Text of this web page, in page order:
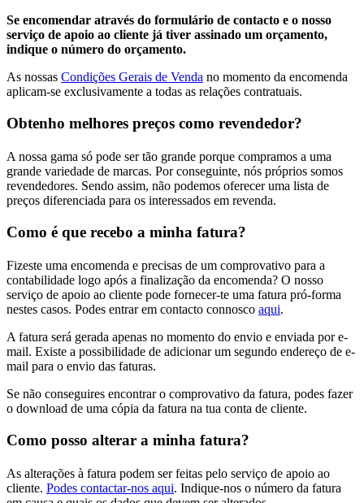
Se encomendar através do formulário de contacto e o nosso
serviço de apoio ao cliente já tiver assinado um orçamento,
indique o número do orçamento.
As nossas Condições Gerais de Venda no momento da encomenda
aplicam-se exclusivamente a todas as relações contratuais.
Obtenho melhores preços como revendedor?
A nossa gama só pode ser tão grande porque compramos a uma
grande variedade de marcas. Por conseguinte, nós próprios somos
revendedores. Sendo assim, não podemos oferecer uma lista de
preços diferenciada para os interessados em revenda.
Como é que recebo a minha fatura?
Fizeste uma encomenda e precisas de um comprovativo para a
contabilidade logo após a finalização da encomenda? O nosso
serviço de apoio ao cliente pode fornecer-te uma fatura pró-forma
nestes casos. Podes entrar em contacto connosco aqui.
A fatura será gerada apenas no momento do envio e enviada por e-
mail. Existe a possibilidade de adicionar um segundo endereço de e-
mail para o envio das faturas.
Se não conseguires encontrar o comprovativo da fatura, podes fazer
o download de uma cópia da fatura na tua conta de cliente.
Como posso alterar a minha fatura?
As alterações à fatura podem ser feitas pelo serviço de apoio ao
cliente. Podes contactar-nos aqui. Indique-nos o número da fatura